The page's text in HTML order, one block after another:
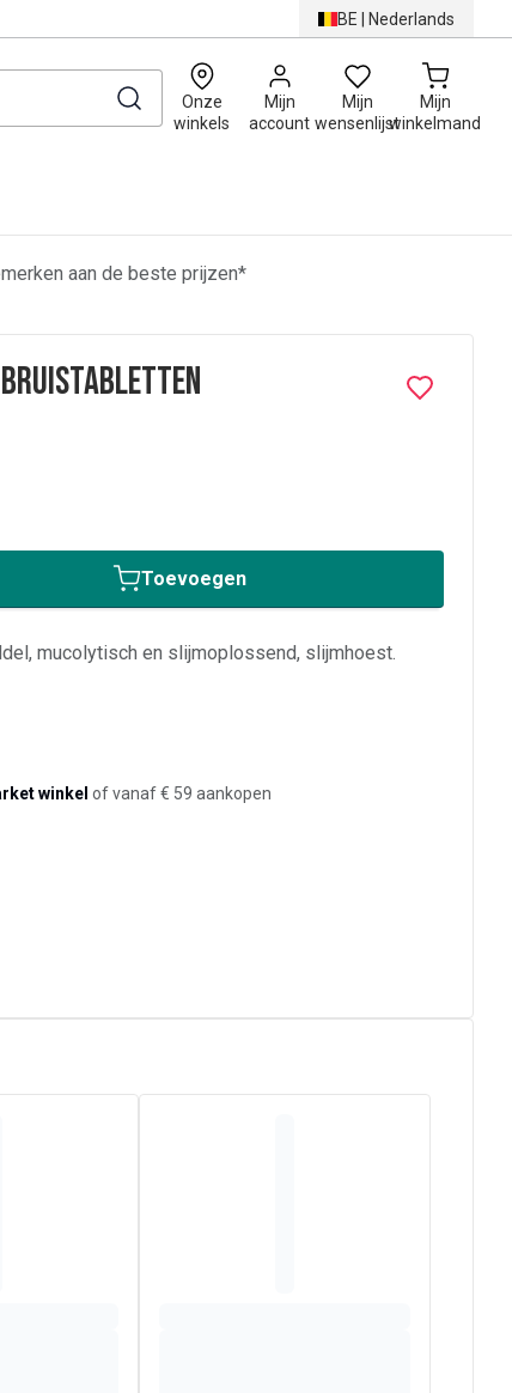
BE | Nederlands
Onze
winkels
Mijn
account
Mijn
wensenlijst
Mijn
winkelmand
0
aan de beste prijzen*
Bruistabletten
Toevoegen
mucolytisch en slijmoplossend, slijmhoest.
winkel of vanaf € 59 aankopen